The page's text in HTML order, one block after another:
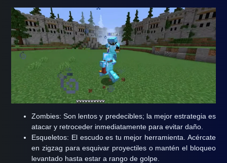
Zombies: Son lentos y predecibles; la mejor estrategia es
atacar y retroceder inmediatamente para evitar daño.
Esqueletos: El escudo es tu mejor herramienta. Acércate
en zigzag para esquivar proyectiles o mantén el bloqueo
levantado hasta estar a rango de golpe.